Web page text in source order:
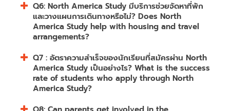
Q6: North America Study มีบริการช่วยจัดหาที่พัก
และวางแผนการเดินทางหรือไม่? Does North
America Study help with housing and travel
arrangements?
Q7 : อัตราความสำเร็จของนักเรียนที่สมัครผ่าน North
America Study เป็นอย่างไร? What is the success
rate of students who apply through North
America Study?